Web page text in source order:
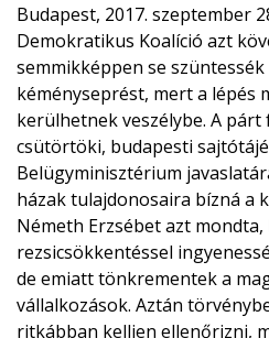
Budapest, 2017. szeptember
Demokratikus Koalíció azt
semmikképpen se
kéményseprést, mert a lépés
kerülhetnek veszélybe. A párt
csütörtöki, budapesti
Belügyminisztérium
házak tulajdonosaira bízná a
Németh Erzsébet azt mondta,
rezsicsökkentéssel
de emiatt tönkrementek a
vállalkozások. Aztán
ritkábban kelljen ellenőrizni,